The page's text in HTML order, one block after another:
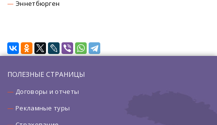
Эннетбюрген
ПОЛЕЗНЫЕ СТРАНИЦЫ
Договоры и отчеты
Рекламные туры